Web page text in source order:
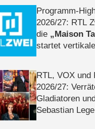
Programm-
2026/​27: RTL
die
Maison
startet
RTL, VOX und
2026/​27:
Gladiatoren
Sebastian Lege